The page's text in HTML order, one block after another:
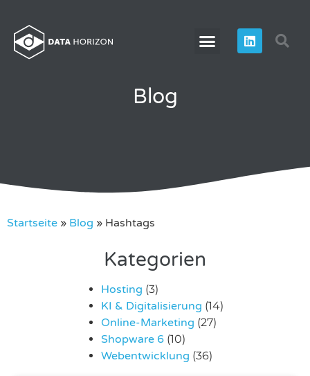
Blog
Startseite » Blog » Hashtags
Kategorien
Hosting (3)
KI & Digitalisierung (14)
Online-Marketing (27)
Shopware 6(10)
Webentwicklung (36)